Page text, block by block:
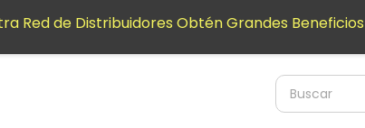
Red de Distribuidores Obtén Grandes Beneficios